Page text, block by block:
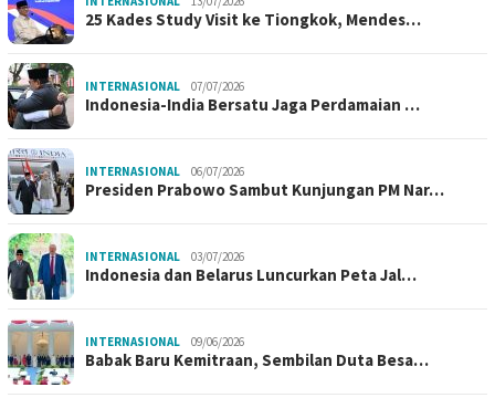
25 Kades Study Visit ke Tiongkok, Mendes…
INTERNASIONAL 07/07/2026
Indonesia-India Bersatu Jaga Perdamaian …
INTERNASIONAL 06/07/2026
Presiden Prabowo Sambut Kunjungan PM Nar…
INTERNASIONAL 03/07/2026
Indonesia dan Belarus Luncurkan Peta Jal…
INTERNASIONAL 09/06/2026
Babak Baru Kemitraan, Sembilan Duta Besa…